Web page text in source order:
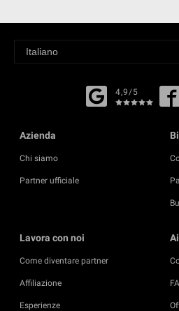
4,9/5
Azienda
Chi siamo
Partner ufficiale
Lavora con noi
Come diventare partner
Affiliazione
Esperienze